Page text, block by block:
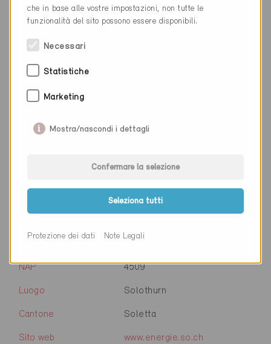
Cantone
Sito web
Ditta
NAP 9001
San Gallo
NAP 4509
Luogo Solothurn
Cantone Soletta
Sito web www.energie.so.ch
che in base alle vostre impostazioni, non tutte le
funzionalità del sito possono essere disponibili.
Necessari
Statistiche
Marketing
Mostra/nascondi i dettagli
Confermare la selezione
Seleziona tutti
Protezione dei dati Note Legali